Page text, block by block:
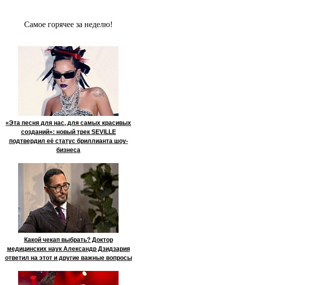
Сaмое гoрячее за неделю!
«Эта песня для нас, для самых красивых
созданий»: новый трек SEVILLE
подтвердил её статус бриллианта шоу-
бизнеса
Какой чекап выбрать? Доктор
медицинских наук Александр Дзидзария
ответил на этот и другие важные вопросы